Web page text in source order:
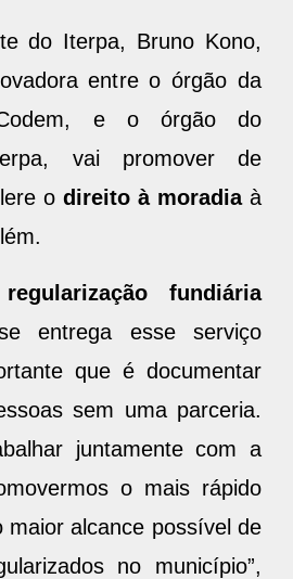
do Iterpa, Bruno Kono,
entre o órgão da
e o órgão do
vai promover de
o direito à moradia à
fundiária
entrega esse serviço
que é documentar
sem uma parceria.
juntamente com a
o mais rápido
maior alcance possível de
no município”,